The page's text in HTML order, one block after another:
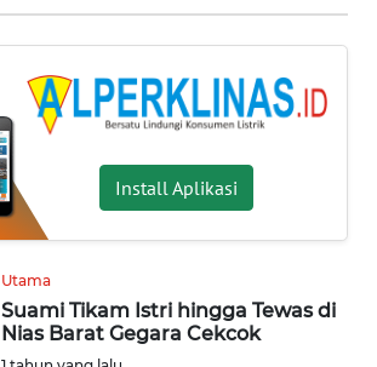
Install Aplikasi
Utama
Suami Tikam Istri hingga Tewas di
Nias Barat Gegara Cekcok